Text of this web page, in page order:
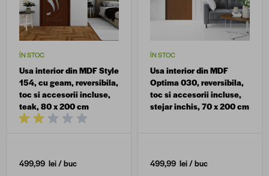
ÎN STOC
Usa interior din MDF Style
154, cu geam, reversibila,
toc si accesorii incluse,
teak, 80 x 200 cm
499,99 lei/ buc
ÎN STOC
Usa interior din MDF
Optima 030, reversibila,
toc si accesorii incluse,
stejar inchis, 70 x 200 cm
499,99 lei/ buc